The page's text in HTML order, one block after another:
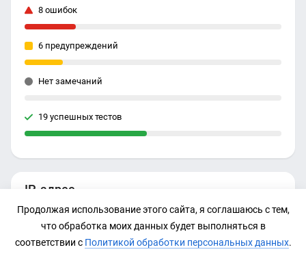
IP-адрес
185.71.64.130
абитуриентов и поступающих в вузы. Справочник
абитуриента онлайн для поступающих в вузы.
8 ошибок
6 предупреждений
Нет замечаний
19 успешных тестов
Продолжая использование этого сайта, я соглашаюсь с тем,
что обработка моих данных будет выполняться в
соответствии с Политикой обработки персональных данных.